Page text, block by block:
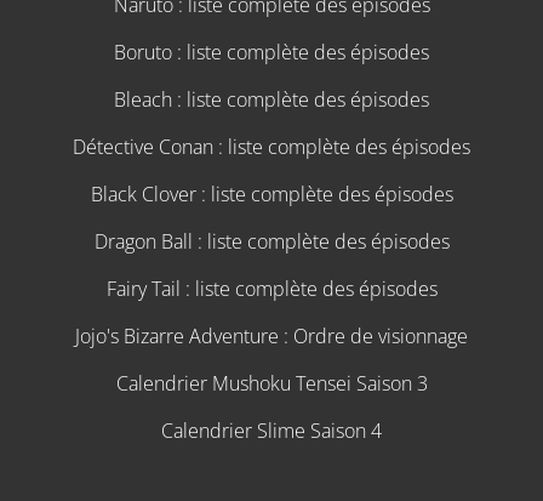
Boruto : liste complète des épisodes
Bleach : liste complète des épisodes
Détective Conan : liste complète des épisodes
Black Clover : liste complète des épisodes
Dragon Ball : liste complète des épisodes
Fairy Tail : liste complète des épisodes
Jojo's Bizarre Adventure : Ordre de visionnage
Calendrier Mushoku Tensei Saison 3
Calendrier Slime Saison 4